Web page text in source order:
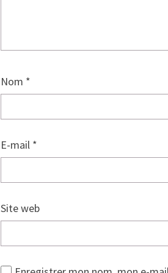
Nom *
E-mail *
Site web